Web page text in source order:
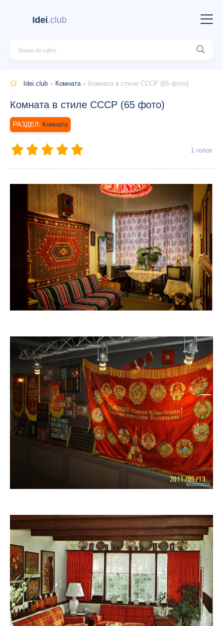
Idei.club
Idei.club » Комната» Комната в стиле СССР (65 фото)
Комната в стиле СССР (65 фото)
Комната
1 голос